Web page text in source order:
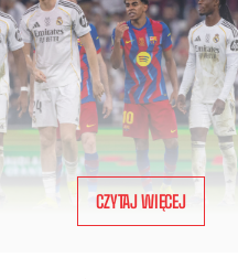
CZYTAJ WIĘCEJ